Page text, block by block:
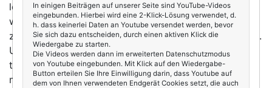
lernte ich Antje Ritter kennen und mein Bild geriet ein
wenig ins Wanken. Allerdings dauerte es noch weitere
zehn Jahre, bis ich meine erste Yoga-Stunde besuchte.
Und sofort verliebt war. Und das obwohl ich Kaffee
trank, für Meditation wenig Nerv hatte und Kopfweh
mit einer Doppeldosis… mehr
In einigen Beiträgen auf unserer Seite sind YouTube-Videos
eingebunden. Hierbei wird eine 2-Klick-Lösung verwendet, d.
h. dass keinerlei Daten an Youtube versendet werden, bevor
Sie sich dazu entscheiden, durch einen aktiven Klick die
Wiedergabe zu starten.
Die Videos werden dann im erweiterten Datenschutzmodus
von Youtube eingebunden. Mit Klick auf den Wiedergabe-
Button erteilen Sie Ihre Einwilligung darin, dass Youtube auf
dem von Ihnen verwendeten Endgerät Cookies setzt, die auch